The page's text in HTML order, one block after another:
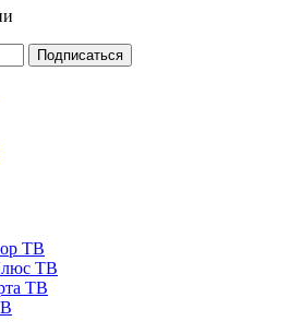
Подписаться
ТВ
ТВ
ТВ